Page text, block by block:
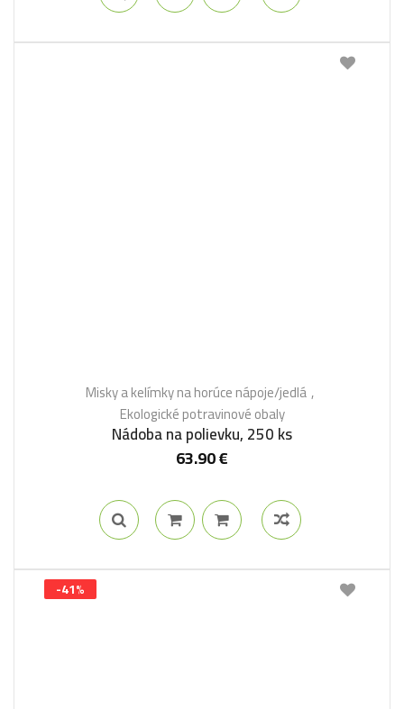
Misky a kelímky na horúce nápoje/jedlá
Ekologické potravinové obaly
Nádoba na polievku, 250 ks
63.90€
-41%